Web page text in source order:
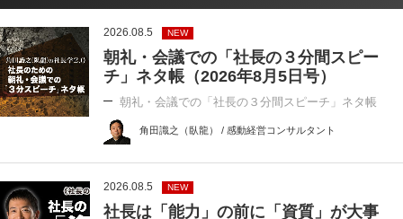
2026.08.5 NEW
朝礼・会議での「社長の３分間スピー
チ」ネタ帳（2026年8月5日号）
朝礼・会議での「社長の３分間スピーチ」ネタ帳
角田識之（臥龍） / 感動経営コンサルタント
2026.08.5 NEW
社長は「能力」の前に「資質」が大事